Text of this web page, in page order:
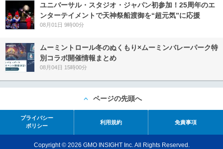
ユニバーサル・スタジオ・ジャパン初参加！25周年のエ
ンターテイメントで天神祭船渡御を“超元気”に応援
08月01日 9時00分
ムーミントロール冬のぬくもり×ムーミンバレーパーク特
別コラボ開催情報まとめ
08月04日 15時00分
ページの先頭へ
プライバシー
ポリシー
利用規約 免責事項
Copyright © 2026 GMO INSIGHT Inc. All Rights Reserved.